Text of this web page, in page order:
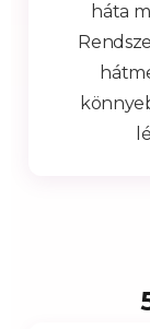
háta